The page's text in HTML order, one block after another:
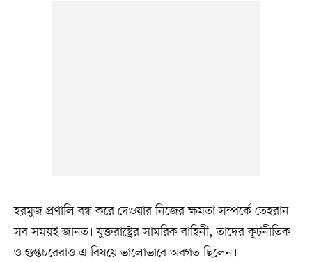
হরমুজ প্রণালি বন্ধ করে দেওয়ার নিজের ক্ষমতা সম্পর্কে তেহরান
সব সময়ই জানত। যুক্তরাষ্ট্রের সামরিক বাহিনী, তাদের কূটনীতিক
ও গুপ্তচরেরাও এ বিষয়ে ভালোভাবে অবগত ছিলেন।